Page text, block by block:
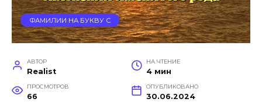
ФАМИЛИИ НА БУКВУ С
АВТОР
Realist
НА ЧТЕНИЕ
4 мин
ПРОСМОТРОВ
66
ОПУБЛИКОВАНО
30.06.2024